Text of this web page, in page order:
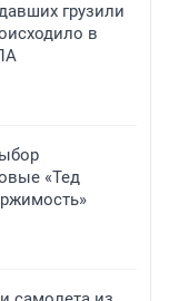
грузили
в
«Тед